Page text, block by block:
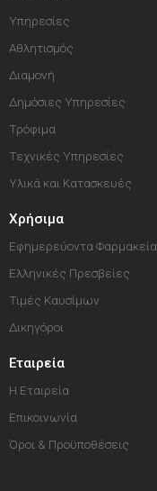
Υπηρεσίες
Αθλητισμός
Διαμονή
Δημόσιες Υπηρεσίες
Τρόφιμα
Τεχνικές Υπηρεσίες
Υλικά και Κατασκευές
Χρήσιμα
Εφημερεύοντα Φαρμακεία
Ελληνικές Πρεσβείες
Τιμές Καυσίμων
Δικηγόροι
Εταιρεία
Η Εταιρεία
Επικοινωνία
Όροι & Προϋποθέσεις